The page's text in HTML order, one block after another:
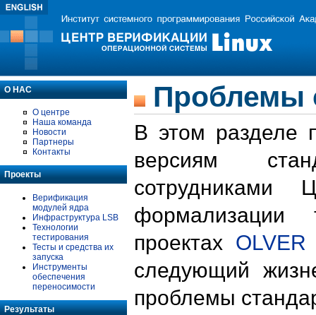
О НАС
О центре
Наша команда
Новости
Партнеры
Контакты
Проекты
Верификация
модулей ядра
Инфраструктура LSB
Технологии
тестирования
Тесты и средства их
запуска
Инструменты
обеспечения
переносимости
Результаты
Проблемы
В этом разделе
версиям
формализации
проектах OLVER
следующий
проблемы